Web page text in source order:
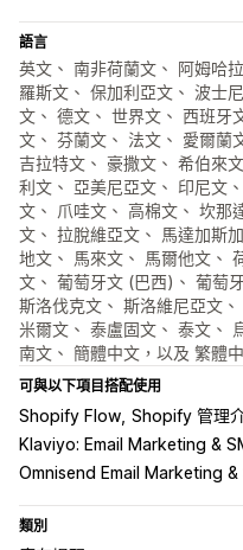
語言
英文、 南非荷蘭文、 阿姆哈
羅斯文、 保加利亞文、 波士
文、 德文、 世界文、 西班牙
文、 芬蘭文、 法文、 愛爾蘭
吉拉特文、 豪撒文、 希伯來
利文、 亞美尼亞文、 印尼文
文、 爪哇文、 高棉文、 坎那
文、 拉脫維亞文、 馬達加斯
地文、 馬來文、 馬爾他文、
文、 葡萄牙文 (巴西)、 葡萄
斯洛伐克文、 斯洛維尼亞文
米爾文、 泰盧固文、 泰文、
南文、 簡體中文，以及 繁體
可與以下項目搭配使用
Shopify Flow Shopify 管理
Klaviyo: Email Marketing &
Omnisend Email Marketing &
類別